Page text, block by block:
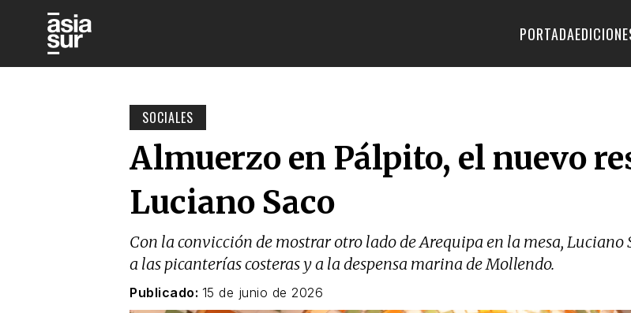
PORTADA
SOCIALES
Almuerzo en Pálpito, el nuevo
Luciano Saco
Con la convicción de mostrar otro lado de Arequipa en la mesa,
a las picanterías costeras y a la despensa marina de Mollendo.
Publicado: 15 de junio de 2026